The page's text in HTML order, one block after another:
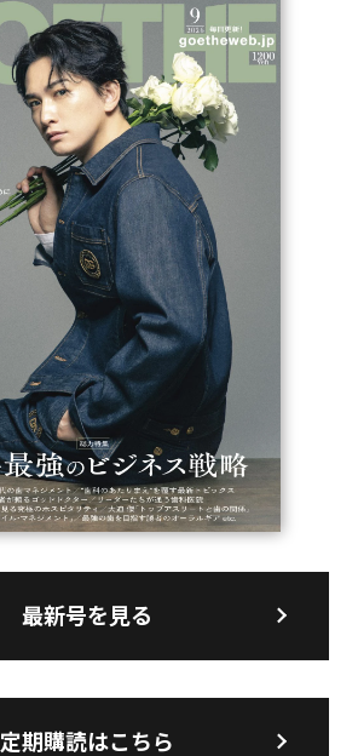
最新号を見る
定期購読はこちら